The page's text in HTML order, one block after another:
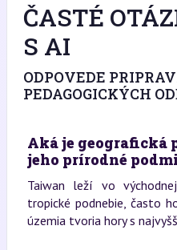
ČASTÉ
S AI
ODPOVEDE
PEDAGOGICKÝCH
Aká je geografická
jeho prírodné
Taiwan leží vo
tropické podnebie, často
územia tvoria hory s